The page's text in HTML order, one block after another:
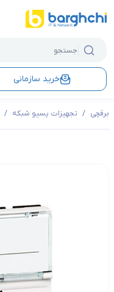
خرید سازمانی
برقچی / تجهیزات پسیو شبکه /